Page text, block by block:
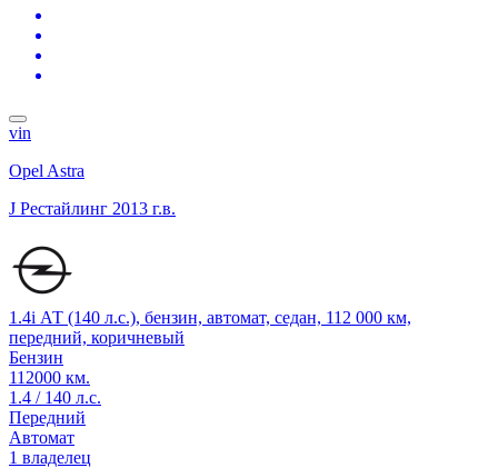
vin
Opel Astra
J Рестайлинг 2013 г.в.
1.4i АТ (140 л.с.), бензин, автомат, седан, 112 000 км,
передний, коричневый
Бензин
112000 км.
1.4 / 140 л.с.
Передний
Автомат
1 владелец